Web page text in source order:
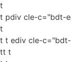
t
t pdiv cle-c="bdt-
t
t t ediv cle-
tt t